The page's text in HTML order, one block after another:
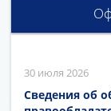
30 июля 2026
Сведения об